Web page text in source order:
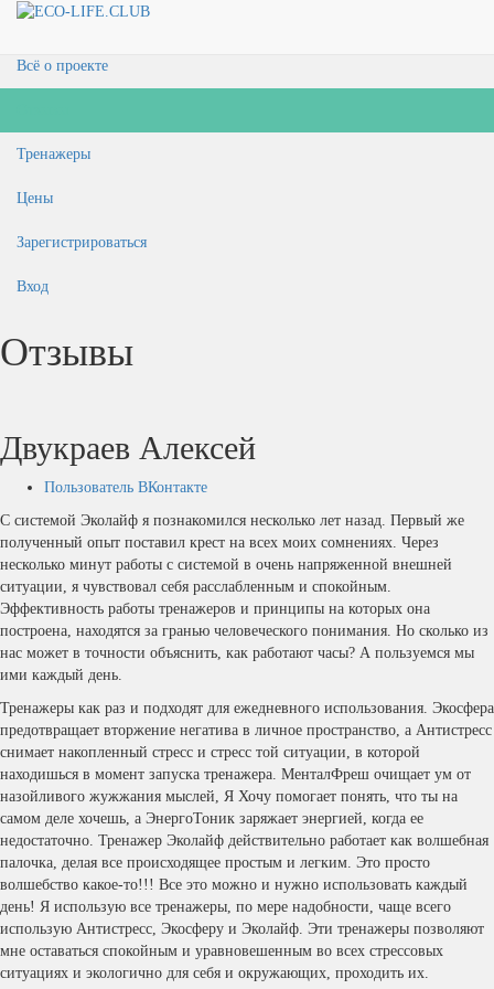
Главная
Всё о проекте
Тренажеры
Цены
Зарегистрироваться
Вход
Отзывы
Двукраев Алексей
Пользователь ВКонтакте
С системой Эколайф я познакомился несколько лет назад. Первый же
полученный опыт поставил крест на всех моих сомнениях. Через
несколько минут работы с системой в очень напряженной внешней
ситуации, я чувствовал себя расслабленным и спокойным.
Эффективность работы тренажеров и принципы на которых она
построена, находятся за гранью человеческого понимания. Но сколько из
нас может в точности объяснить, как работают часы? А пользуемся мы
ими каждый день.
Тренажеры как раз и подходят для ежедневного использования. Экосфера
предотвращает вторжение негатива в личное пространство, а Антистресс
снимает накопленный стресс и стресс той ситуации, в которой
находишься в момент запуска тренажера. МенталФреш очищает ум от
назойливого жужжания мыслей, Я Хочу помогает понять, что ты на
самом деле хочешь, а ЭнергоТоник заряжает энергией, когда ее
недостаточно. Тренажер Эколайф действительно работает как волшебная
палочка, делая все происходящее простым и легким. Это просто
волшебство какое-то!!! Все это можно и нужно использовать каждый
день! Я использую все тренажеры, по мере надобности, чаще всего
использую Антистресс, Экосферу и Эколайф. Эти тренажеры позволяют
мне оставаться спокойным и уравновешенным во всех стрессовых
ситуациях и экологично для себя и окружающих, проходить их.